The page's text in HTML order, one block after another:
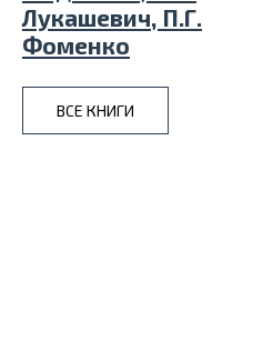
Лукашевич, П.Г.
Фоменко
ВСЕ КНИГИ